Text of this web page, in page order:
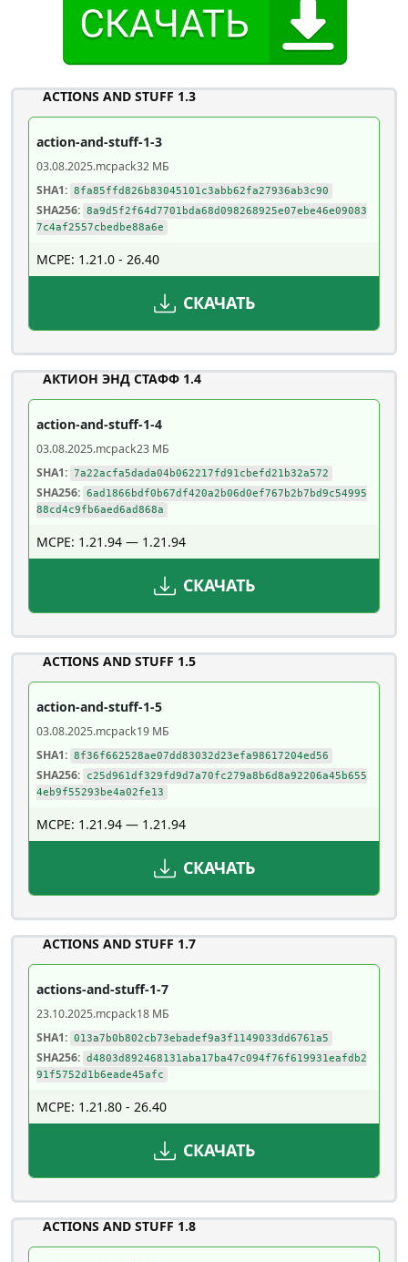
ACTIONS AND STUFF 1.3
action-and-stuff-1-3
03.08.2025.mcpack32 МБ
SHA1: 8fa85ffd826b83045101c3abb62fa27936ab3c90
SHA256: 8a9d5f2f64d7701bda68d098268925e07ebe46e09083
7c4af2557cbedbe88a6e
MCPE: 1.21.0 - 26.40
СКАЧАТЬ
АКТИОН ЭНД СТАФФ 1.4
action-and-stuff-1-4
03.08.2025.mcpack23 МБ
SHA1: 7a22acfa5dada04b062217fd91cbefd21b32a572
SHA256: 6ad1866bdf0b67df420a2b06d0ef767b2b7bd9c54995
88cd4c9fb6aed6ad868a
MCPE: 1.21.94 — 1.21.94
СКАЧАТЬ
ACTIONS AND STUFF 1.5
action-and-stuff-1-5
03.08.2025.mcpack19 МБ
SHA1: 8f36f662528ae07dd83032d23efa98617204ed56
SHA256:
c25d961df329fd9d7a70fc279a8b6d8a92206a45b655
4eb9f55293be4a02fe13
MCPE: 1.21.94 — 1.21.94
СКАЧАТЬ
ACTIONS AND STUFF 1.7
actions-and-stuff-1-7
23.10.2025.mcpack18 МБ
SHA1: 013a7b0b802cb73ebadef9a3f1149033dd6761a5
SHA256: d4803d892468131aba17ba47c094f76f619931eafdb2
91f5752d1b6eade45afc
MCPE: 1.21.80 - 26.40
СКАЧАТЬ
ACTIONS AND STUFF 1.8